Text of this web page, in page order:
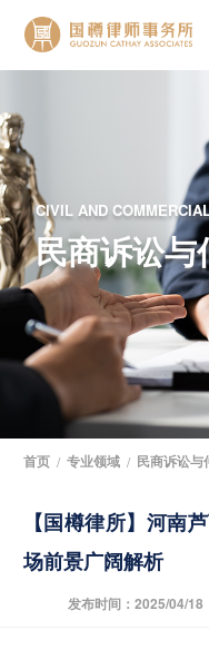
CIVIL AND
民商诉讼与
首页 / 专业领域 / 民商诉讼与
【国樽律所】河南
场前景广阔解析
发布时间：2025/04/18